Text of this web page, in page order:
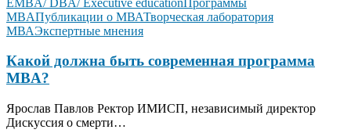
MBAПубликации о МВАТворческая лаборатория
МВАЭкспертные мнения
Какой должна быть современная программа
MBA?
Ярослав Павлов Ректор ИМИСП, независимый директор
Дискуссия о смерти…